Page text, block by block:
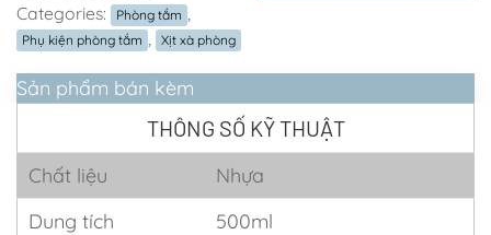
Categories:
Phòng tắm
Phụ kiện phòng tắm Xịt xà phòng
Sản phẩm bán kèm
THÔNG SỐ KỸ THUẬT
Chất liệu
Nhựa
Dung tích
500ml